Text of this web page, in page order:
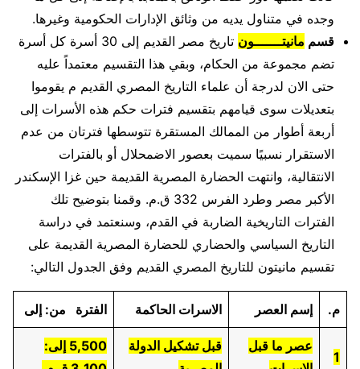
وجده في متناول يديه من وثائق الإدارات الحكومية وغيرها.
قسم مانيتـــــــون
تاريخ مصر القديم إلى 30 أسرة كل أسرة
تضم مجموعة من الحكام، وبقي هذا التقسيم معتمداً عليه
حتى الان لدرجة أن علماء التاريخ المصري القديم م يقوموا
بتعديلات سوى قيامهم بتقسيم فترات حكم هذه الأسرات إلى
أربعة أطوار من الممالك المستقرة تتوسطها فترتان من عدم
الاستقرار نسبيًا سميت بعصور الاضمحلال أو بالفترات
الانتقالية، وانتهت الحضارة المصرية القديمة حين غزا الإسكندر
الأكبر مصر وطرد الفرس 332 ق.م. وقمنا بتوضيح تلك
الفترات التاريخية الضاربة في القدم، وسنعتمد في دراسة
التاريخ السياسي والحضاري للحضارة المصرية القديمة على
تقسيم مانيتون للتاريخ المصري القديم وفق الجدول التالي:
م. إسم العصر الاسرات الحاكمة الفترة من: إلى
1
عصر ما قبل
قبل تشكيل الدولة
5,500 إلى: